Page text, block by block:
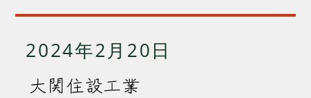
2024年2月20日
大関住設工業